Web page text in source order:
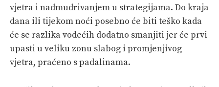
vjetra i nadmudrivanjem u strategijama. Do kraja
dana ili tijekom noći posebno će biti teško kada
će se razlika vodećih dodatno smanjiti jer će prvi
upasti u veliku zonu slabog i promjenjivog
vjetra, praćeno s padalinama.